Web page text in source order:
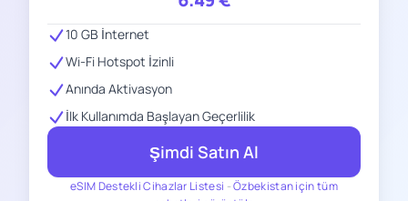
eSIM Destekli Cihazlar Listesi -Özbekistan için tüm
10 GB İnternet
Wi-Fi Hotspot İzinli
Anında Aktivasyon
İlk Kullanımda Başlayan Geçerlilik
Şimdi Satın Al